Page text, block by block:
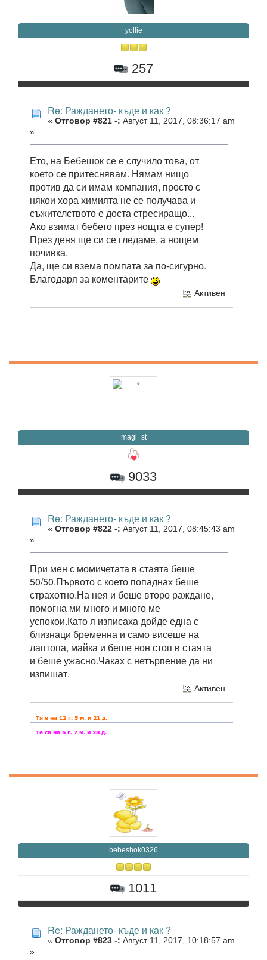
yollie
257
Re: Раждането- къде и как ?
« Отговор #821 -: Август 11, 2017, 08:36:17 am
»
Ето, на Бебешок се е случило това, от
което се притеснявам. Нямам нищо
против да си имам компания, просто с
някои хора химията не се получава и
съжителството е доста стресиращо...
Ако взимат бебето през нощта е супер!
През деня ще си се гледаме, а нощем
почивка.
Да, ще си взема помпата за по-сигурно.
Благодаря за коментарите
Активен
magi_st
9033
Re: Раждането- къде и как ?
« Отговор #822 -: Август 11, 2017, 08:45:43 am
»
При мен с момичетата в стаята беше
50/50.Първото с което попаднах беше
страхотно.На нея и беше второ раждане,
помогна ми много и много ме
успокои.Като я изписаха дойде една с
близнаци бременна и само висеше на
лаптопа, майка и беше нон стоп в стаята
и беше ужасно.Чаках с нетърпение да ни
изпишат.
Активен
bebeshok0326
1011
Re: Раждането- къде и как ?
« Отговор #823 -: Август 11, 2017, 10:18:57 am
»